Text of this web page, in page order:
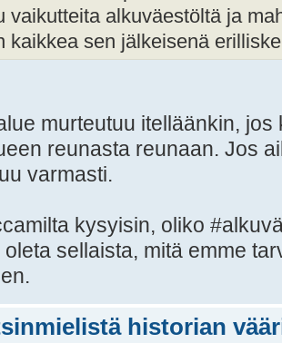
vaikutteita alkuväestöltä ja
kaikkea sen jälkeisenä
murteutuu itelläänkin,
reunasta reunaan. Jos
varmasti.
kysyisin, oliko
oleta sellaista, mitä emme
historian